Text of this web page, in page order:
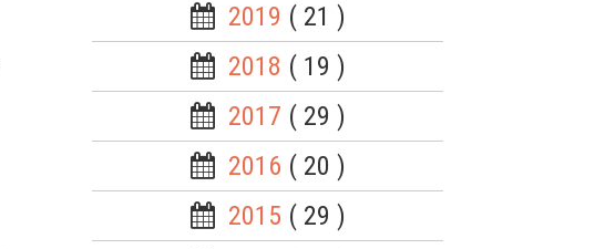
2019 ( 21 )
2018 ( 19 )
2017 ( 29 )
2016 ( 20 )
2015 ( 29 )